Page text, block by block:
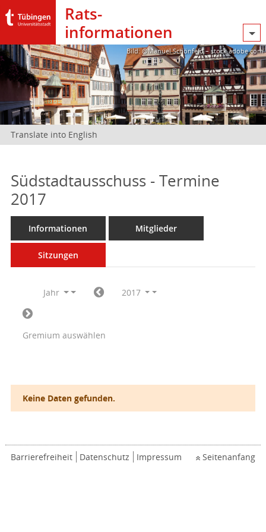
Rats­
informationen
Bild: @Manuel Schönfeld – stock.adobe.com
Translate into English
Südstadtausschuss - Termine
2017
Informationen Mitglieder
Sitzungen
Jahr 2017
Gremium auswählen
Keine Daten gefunden.
Barrierefreiheit Datenschutz Impressum Seitenanfang